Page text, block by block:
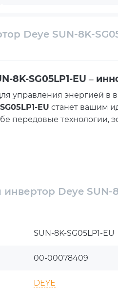
Deye SUN-8K-
8K-SG05LP1-EU –
управления энергией в
EU станет вашим
передовые технологии,
массива до10,4 kWh .
– максимум энергии ☀️
MPPT-контроллерами
, что позволяет
Deye SUN-
SUN-8K-SG05LP1-EU
00-00078409
DEYE